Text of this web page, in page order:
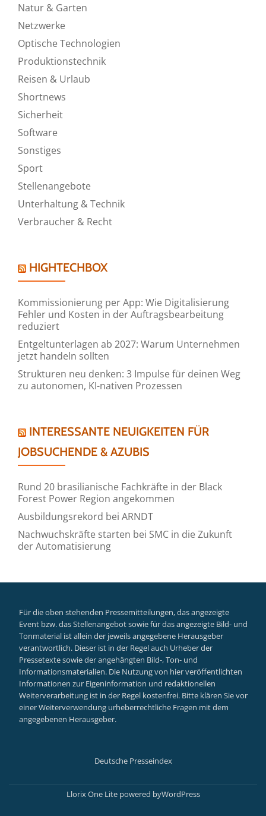
Natur & Garten
Netzwerke
Optische Technologien
Produktionstechnik
Reisen & Urlaub
Shortnews
Sicherheit
Software
Sonstiges
Sport
Stellenangebote
Unterhaltung & Technik
Verbraucher & Recht
HIGHTECHBOX
Kommissionierung per App: Wie Digitalisierung
Fehler und Kosten in der Auftragsbearbeitung
reduziert
Entgeltunterlagen ab 2027: Warum Unternehmen
jetzt handeln sollten
Strukturen neu denken: 3 Impulse für deinen Weg
zu autonomen, KI-nativen Prozessen
INTERESSANTE NEUIGKEITEN FÜR
JOBSUCHENDE & AZUBIS
Rund 20 brasilianische Fachkräfte in der Black
Forest Power Region angekommen
Ausbildungsrekord bei ARNDT
Nachwuchskräfte starten bei SMC in die Zukunft
der Automatisierung
Für die oben stehenden Pressemitteilungen, das angezeigte
Event bzw. das Stellenangebot sowie für das angezeigte Bild- und
Tonmaterial ist allein der jeweils angegebene Herausgeber
verantwortlich. Dieser ist in der Regel auch Urheber der
Pressetexte sowie der angehängten Bild-, Ton- und
Informationsmaterialien. Die Nutzung von hier veröffentlichten
Informationen zur Eigeninformation und redaktionellen
Weiterverarbeitung ist in der Regel kostenfrei. Bitte klären Sie vor
einer Weiterverwendung urheberrechtliche Fragen mit dem
angegebenen Herausgeber.
Deutsche Presseindex
Secondary
Llorix One Lite powered byWordPress